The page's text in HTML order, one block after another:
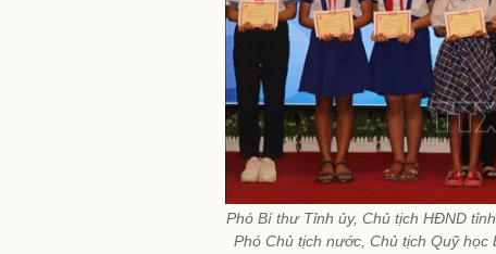
Phó Bí thư Tỉnh ủy, Chủ tịch HĐND
Phó Chủ tịch nước, Chủ tịch Quỹ học